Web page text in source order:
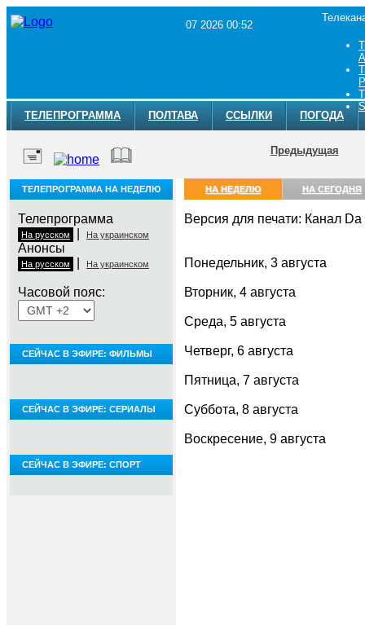
07 2026 00:52
ТЕЛЕПРОГРАММА ПОЛТАВА ССЫЛКИ ПОГОДА
Предыдущая
ТЕЛЕПРОГРАММА НА НЕДЕЛЮ
Телепрограмма
На русском На украинском
Анонсы
На русском На украинском
Часовой пояс:
СЕЙЧАС В ЭФИРЕ: ФИЛЬМЫ
СЕЙЧАС В ЭФИРЕ: СЕРИАЛЫ
СЕЙЧАС В ЭФИРЕ: СПОРТ
НА НЕДЕЛЮ НА СЕГОДНЯ
Версия для печати: Канал
Понедельник, 3 августа
Вторник, 4 августа
Среда, 5 августа
Четверг, 6 августа
Пятница, 7 августа
Суббота, 8 августа
Воскресение, 9 августа